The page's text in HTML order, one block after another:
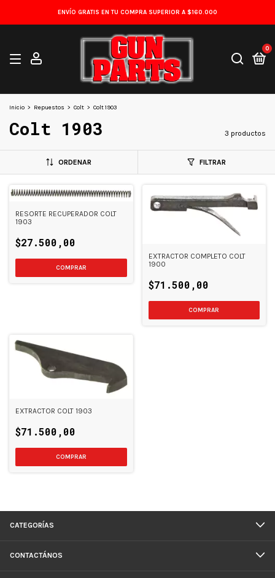
ENVÍO GRATIS EN TU COMPRA SUPERIOR A $160.000
0
Inicio > Repuestos > Colt > Colt 1903
Colt 1903 3 productos
ORDENAR FILTRAR
RESORTE RECUPERADOR COLT
1903
$27.500,00
EXTRACTOR COMPLETO COLT
1900
$71.500,00
EXTRACTOR COLT 1903
$71.500,00
CATEGORÍAS
CONTACTÁNOS